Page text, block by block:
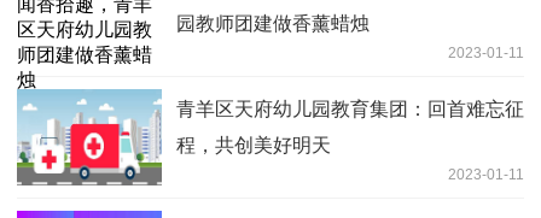
园教师团建做香薰蜡烛
2023-01-11
青羊区天府幼儿园教育集团：回首难忘征
程，共创美好明天
2023-01-11